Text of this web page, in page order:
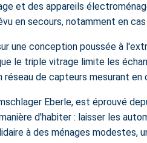
et des appareils
en secours, notamment en
une conception poussée à
le triple vitrage limite les
de capteurs mesurant
Eberle, est éprouvé
d'habiter : laisser les
à des ménages modestes,